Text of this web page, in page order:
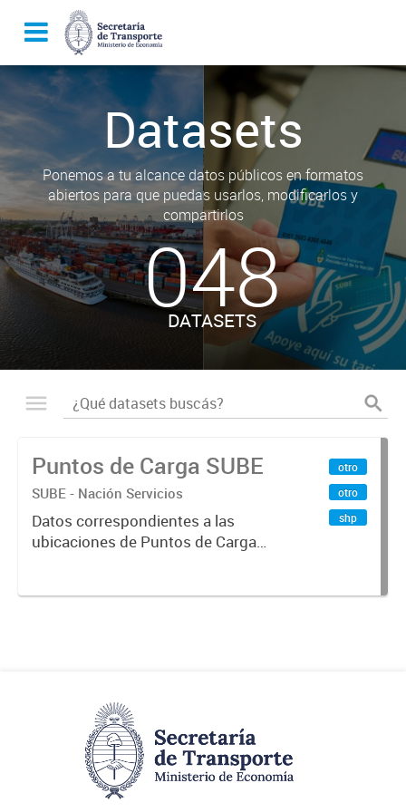
Datasets
Ponemos a tu alcance datos públicos en formatos
abiertos para que puedas usarlos, modificarlos y
compartirlos
048
DATASETS
Puntos de Carga SUBE
SUBE - Nación Servicios
Datos correspondientes a las
ubicaciones de Puntos de Carga
otro
otro
shp